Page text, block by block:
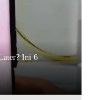
Ini 6